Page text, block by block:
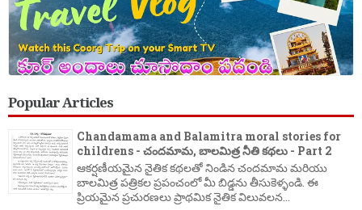
Popular Articles
Chandamama and Balamitra moral stories for
childrens - చందమామ, బాలమిత్ర నీతి కథలు - Part 2
ఆకర్షణీయమైన నైతిక కథలతో నిండిన చందమామ మరియు
బాలమిత్ర పత్రికల ప్రపంచంలో మీ బిడ్డను తీసుకెళ్ళండి. ఈ
ప్రియమైన ప్రచురణలు ప్రాథమిక నైతిక విలువలన...